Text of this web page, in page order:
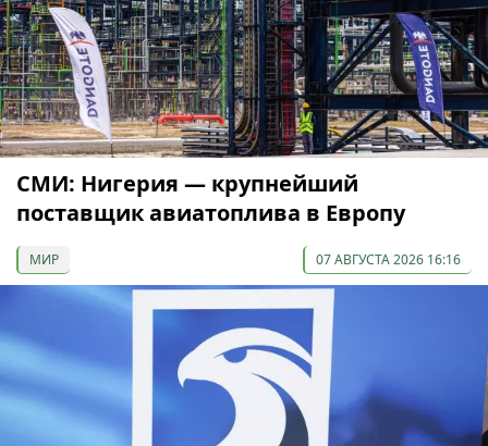
СМИ: Нигерия — крупнейший
поставщик авиатоплива в Европу
МИР 07 АВГУСТА 2026 16:16